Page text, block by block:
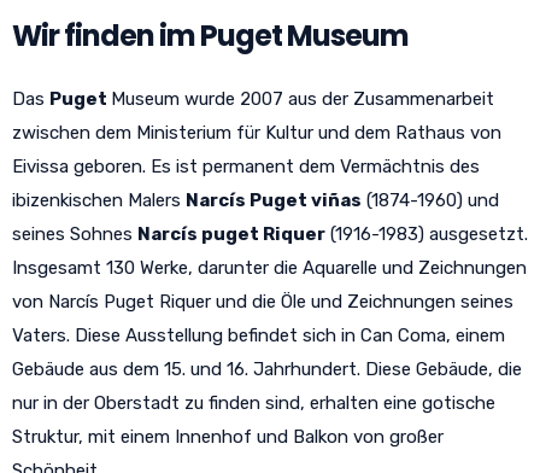
Wir finden im Puget Museum
Das Puget Museum wurde 2007 aus der Zusammenarbeit
zwischen dem Ministerium für Kultur und dem Rathaus von
Eivissa geboren. Es ist permanent dem Vermächtnis des
ibizenkischen Malers Narcís Puget viñas (1874-1960) und
seines Sohnes Narcís puget Riquer (1916-1983) ausgesetzt.
Insgesamt 130 Werke, darunter die Aquarelle und Zeichnungen
von Narcís Puget Riquer und die Öle und Zeichnungen seines
Vaters. Diese Ausstellung befindet sich in Can Coma, einem
Gebäude aus dem 15. und 16. Jahrhundert. Diese Gebäude, die
nur in der Oberstadt zu finden sind, erhalten eine gotische
Struktur, mit einem Innenhof und Balkon von großer